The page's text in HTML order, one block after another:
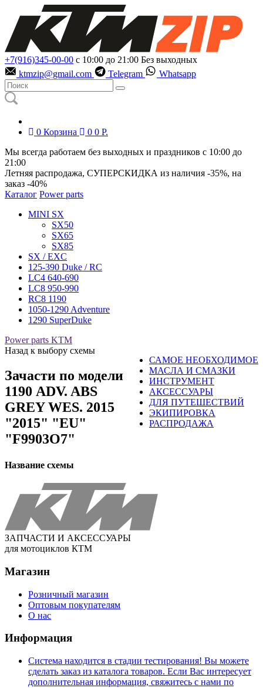
+7(916)345-00-00 с 10:00 до 21:00 Без выходных
ktmzip@gmail.com
Telegram Whatsapp
0 Корзина 0 0 Р.
Мы всегда работаем без выходных и праздников с 10:00 до
21:00
Летняя распродажа, СУПЕРСКИДКА из наличия -35%, на
заказ -40%
Каталог Power parts
MINI SX
SX50
SX65
SX85
SX / EXC
125-390 Duke / RC
LC4 640-690
LC8 950-990
RC8 1190
1050-1290 Adventure
1290 SuperDuke
Power parts KTM
САМОЕ НЕОБХОДИМОЕ
МАСЛА И СМАЗКИ
ИНСТРУМЕНТ
АКСЕССУАРЫ
ДЛЯ ПУТЕШЕСТВИЙ
ЭКИПИРОВКА
РАСПРОДАЖА
Назад к выбору схемы
Зачасти по модели
1190 ADV. ABS
GREY WES. 2015
"2015" "EU"
"F9903O7"
Название схемы
ЗАПЧАСТИ И АКСЕССУАРЫ
для мотоциклов КТМ
Магазин
Розничный магазин
Оптовым покупателям
О нас
Информация
Система находится в стадии тестирования! Вы можете
сделать заказ из каталога товаров. Если Вас интересует
дополнительная информация, свяжитесь с нами по